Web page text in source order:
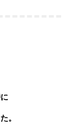
。